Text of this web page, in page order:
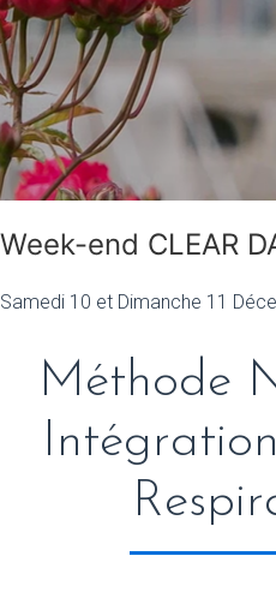
Week-end CLEAR
Samedi 10 et Dimanche 11
Méthode